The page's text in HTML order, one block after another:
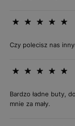
Czy polecisz nas
Bardzo ładne buty,
mnie za mały.